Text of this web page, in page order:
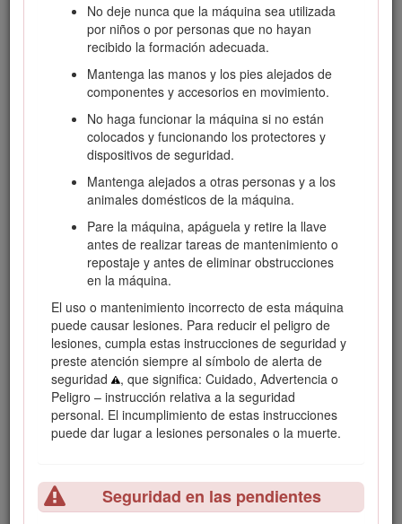
No deje nunca que la máquina sea utilizada
por niños o por personas que no hayan
recibido la formación adecuada.
Mantenga las manos y los pies alejados de
componentes y accesorios en movimiento.
No haga funcionar la máquina si no están
colocados y funcionando los protectores y
dispositivos de seguridad.
Mantenga alejados a otras personas y a los
animales domésticos de la máquina.
Pare la máquina, apáguela y retire la llave
antes de realizar tareas de mantenimiento o
repostaje y antes de eliminar obstrucciones
en la máquina.
El uso o mantenimiento incorrecto de esta máquina
puede causar lesiones. Para reducir el peligro de
lesiones, cumpla estas instrucciones de seguridad y
preste atención siempre al símbolo de alerta de
seguridad
, que significa: Cuidado, Advertencia o
Peligro – instrucción relativa a la seguridad
personal. El incumplimiento de estas instrucciones
puede dar lugar a lesiones personales o la muerte.
Seguridad en las pendientes
Ubicación de los números de modelo y de serie
Este manual identifica peligros potenciales y contiene
mensajes de seguridad identificados por el símbolo de alerta
de seguridad (Figura2), que señala un peligro que puede
causar lesiones graves o la muerte si usted no sigue las
precauciones recomendadas.
Símbolo de alerta de seguridad
Este manual utiliza 2 palabras para resaltar información.
Importantellama la atención sobre información mecánica
especial, y Notaresalta información general que merece
una atención especial.
Este producto cumple todas las directivas europeas
Declaración de Incorporación (DOI) al final de esta
publicación.